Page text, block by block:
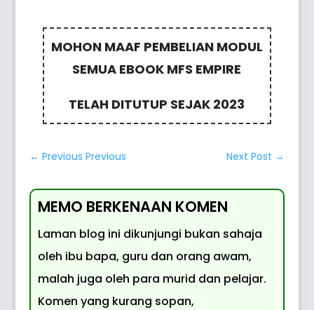
MOHON MAAF PEMBELIAN MODUL
SEMUA EBOOK MFS EMPIRE
TELAH DITUTUP SEJAK 2023
←Previous Previous Next Post →
MEMO BERKENAAN KOMEN
Laman blog ini dikunjungi bukan sahaja
oleh ibu bapa, guru dan orang awam,
malah juga oleh para murid dan pelajar.
Komen yang kurang sopan,